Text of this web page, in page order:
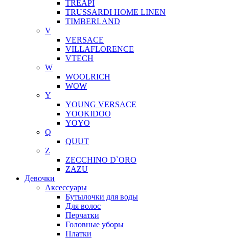
TREAPI
TRUSSARDI HOME LINEN
TIMBERLAND
V
VERSACE
VILLAFLORENCE
VTECH
W
WOOLRICH
WOW
Y
YOUNG VERSACE
YOOKIDOO
YOYO
Q
QUUT
Z
ZECCHINO D`ORO
ZAZU
Девочки
Аксессуары
Бутылочки для воды
Для волос
Перчатки
Головные уборы
Платки